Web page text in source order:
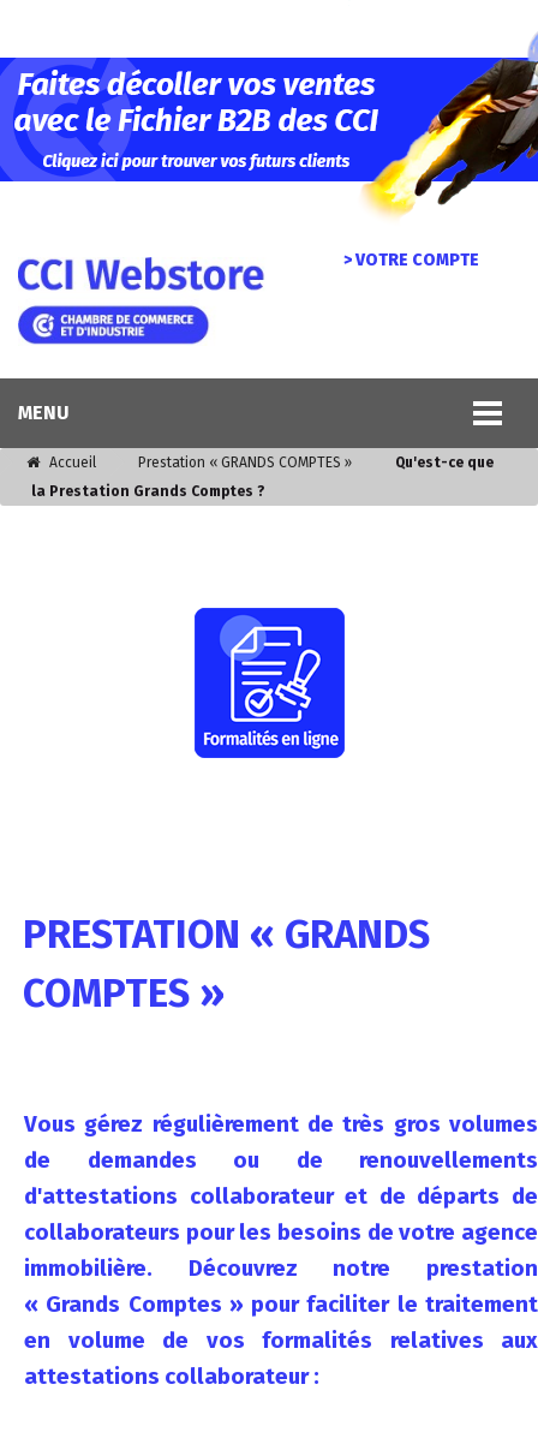
> VOTRE COMPTE
MENU
Accueil Prestation « GRANDS COMPTES »
Qu'est-ce que
la Prestation Grands Comptes ?
PRESTATION « GRANDS
COMPTES »
Vous gérez régulièrement de très gros volumes
de demandes ou de renouvellements
d'attestations collaborateur et de départs de
collaborateurs pour les besoins de votre agence
immobilière. Découvrez notre prestation
« Grands Comptes » pour faciliter le traitement
en volume de vos formalités relatives aux
attestations collaborateur :